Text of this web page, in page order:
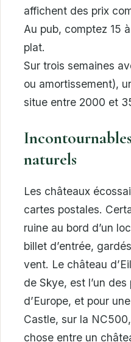
affichent des prix
Au pub, comptez 15
plat.
Sur trois semaines
ou amortissement),
situe entre 2000 et
naturels
Les châteaux
cartes postales.
ruine au bord d’un
billet d’entrée,
vent. Le château
de Skye, est l’un
d’Europe, et pour
Castle, sur la
chose entre un